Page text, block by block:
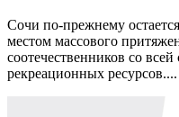
Сочи по-прежнему
местом массового
соотечественников со
рекреационных ресурсов....